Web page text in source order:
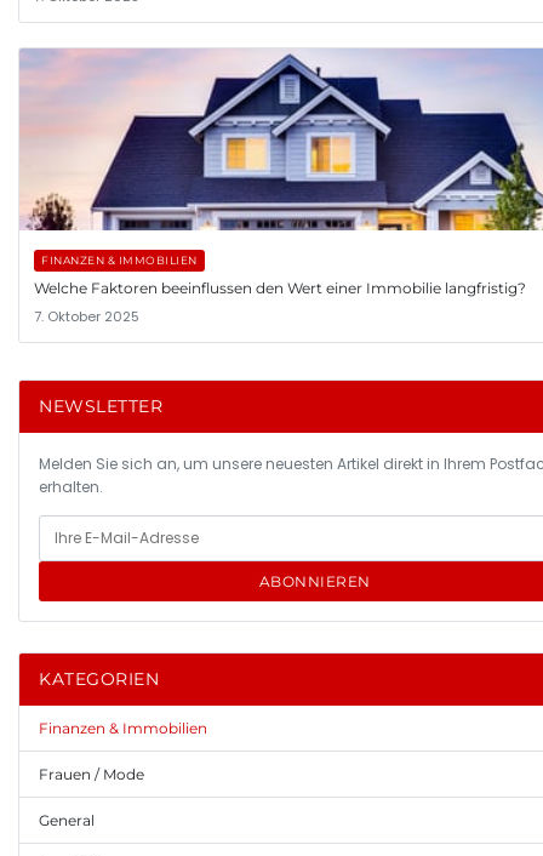
FINANZEN & IMMOBILIEN
Welche Faktoren beeinflussen den Wert einer Immobilie langfristig?
7. Oktober 2025
NEWSLETTER
Melden Sie sich an, um unsere neuesten Artikel direkt in Ihrem
erhalten.
ABONNIEREN
KATEGORIEN
Finanzen & Immobilien
Frauen / Mode
General